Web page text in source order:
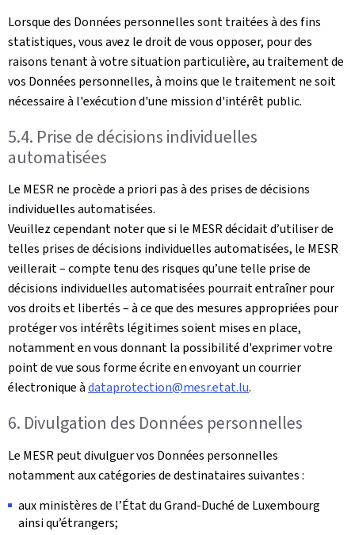
Lorsque des Données personnelles sont traitées à des fins
statistiques, vous avez le droit de vous opposer, pour des
raisons tenant à votre situation particulière, au traitement de
vos Données personnelles, à moins que le traitement ne soit
nécessaire à l'exécution d'une mission d'intérêt public.
5.4. Prise de décisions individuelles
automatisées
Le MESR ne procède a priori pas à des prises de décisions
individuelles automatisées.
Veuillez cependant noter que si le MESR décidait d’utiliser de
telles prises de décisions individuelles automatisées, le MESR
veillerait – compte tenu des risques qu’une telle prise de
décisions individuelles automatisées pourrait entraîner pour
vos droits et libertés – à ce que des mesures appropriées pour
protéger vos intérêts légitimes soient mises en place,
notamment en vous donnant la possibilité d'exprimer votre
point de vue sous forme écrite en envoyant un courrier
électronique àdataprotection@mesr.etat.lu.
6. Divulgation des Données personnelles
Le MESR peut divulguer vos Données personnelles
notamment aux catégories de destinataires suivantes :
aux ministères de l’État du Grand-Duché de Luxembourg
ainsi qu’étrangers;